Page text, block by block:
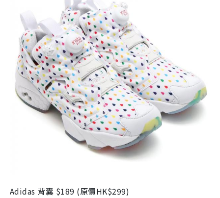
Adidas 背囊 $189 (原價HK$299)